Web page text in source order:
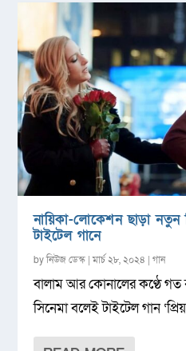
নায়িকা-লোকেশন ছাড়া নতুন
টাইটেল গানে
byনিউজ ডেস্ক |মার্চ ২৮, ২০২৪ |গান
বালাম আর কোনালের কণ্ঠে গত
সিনেমা বলেই টাইটেল গান